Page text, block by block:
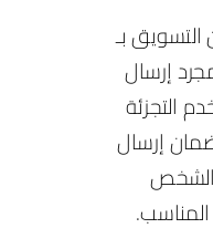
بـ
إرسال
التجزئة
إرسال
الشخص